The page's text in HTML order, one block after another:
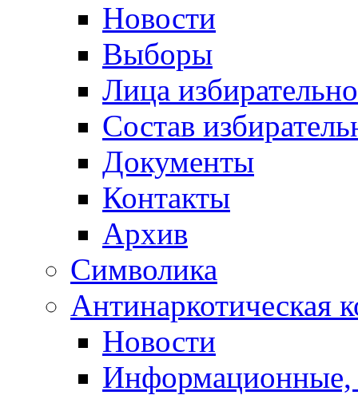
Новости
Выборы
Лица
Состав
Документы
Контакты
Архив
Символика
Антинаркотическая
Новости
Информационные,